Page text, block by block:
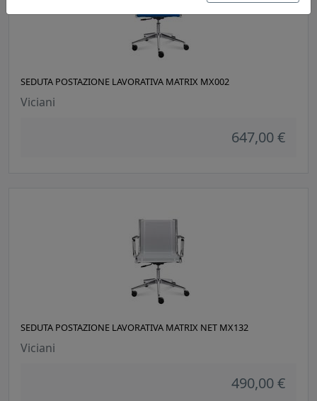
SEDUTA POSTAZIONE LAVORATIVA MATRIX MX002
Viciani
647,00 €
SEDUTA POSTAZIONE LAVORATIVA MATRIX NET MX132
Viciani
490,00 €